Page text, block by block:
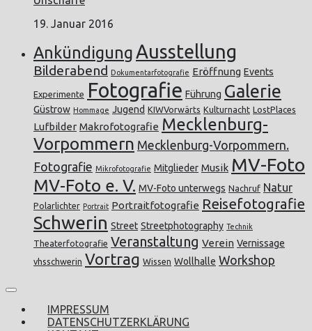
19. Januar 2016
Ankündigung Ausstellung
Bilderabend Dokumentarfotografie Eröffnung Events
Experimente Fotografie Führung Galerie
Güstrow Hommage Jugend KIWVorwärts Kulturnacht LostPlaces
Lufbilder Makrofotografie Mecklenburg-
Vorpommern Mecklenburg-Vorpommern.
Fotografie Mikrofotografie Mitglieder Musik MV-Foto
MV-Foto e. V. MV-Foto unterwegs Nachruf Natur
Polarlichter Portrait Portraitfotografie Reisefotografie
Schwerin Street Streetphotography Technik
Theaterfotografie Veranstaltung Verein Vernissage
vhsschwerin Vortrag Wissen Wollhalle Workshop
IMPRESSUM
DATENSCHUTZERKLÄRUNG